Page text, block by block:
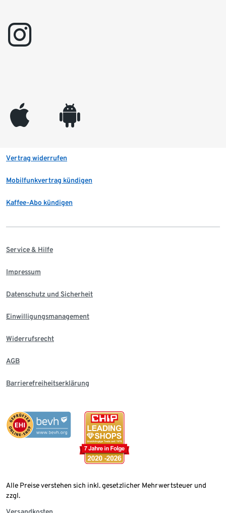
instagram
appleinc android
Vertrag widerrufen
Mobilfunkvertrag kündigen
Kaffee-Abo kündigen
Service & Hilfe
Impressum
Datenschutz und Sicherheit
Einwilligungsmanagement
Widerrufsrecht
AGB
Barrierefreiheitserklärung
Alle Preise verstehen sich inkl. gesetzlicher Mehrwertsteuer und
zzgl.